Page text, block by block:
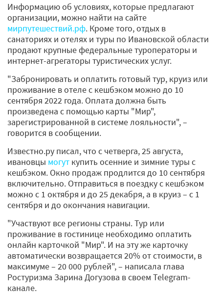
Информацию об условиях, которые предлагают
организации, можно найти на сайте
мирпутешествий.рф. Кроме того, отдых в
санаториях и отелях и туры по Ивановской области
продают крупные федеральные туроператоры и
интернет-агрегаторы туристических услуг.
"Забронировать и оплатить готовый тур, круиз или
проживание в отеле с кешбэком можно до 10
сентября 2022 года. Оплата должна быть
произведена с помощью карты "Мир",
зарегистрированной в системе лояльности", –
говорится в сообщении.
Известно.ру писал, что с четверга, 25 августа,
ивановцы могут купить осенние и зимние туры с
кешбэком. Окно продаж продлится до 10 сентября
включительно. Отправиться в поездку с кешбэком
можно с 1 октября и до 25 декабря, а в круиз – с 1
сентября и до окончания навигации.
"Участвуют все регионы страны. Тур или
проживание в гостинице необходимо оплатить
онлайн карточкой "Мир". И на эту же карточку
автоматически возвращается 20% от стоимости, в
максимуме – 20 000 рублей", – написала глава
Ростуризма Зарина Догузова в своем Telegram-
канале.